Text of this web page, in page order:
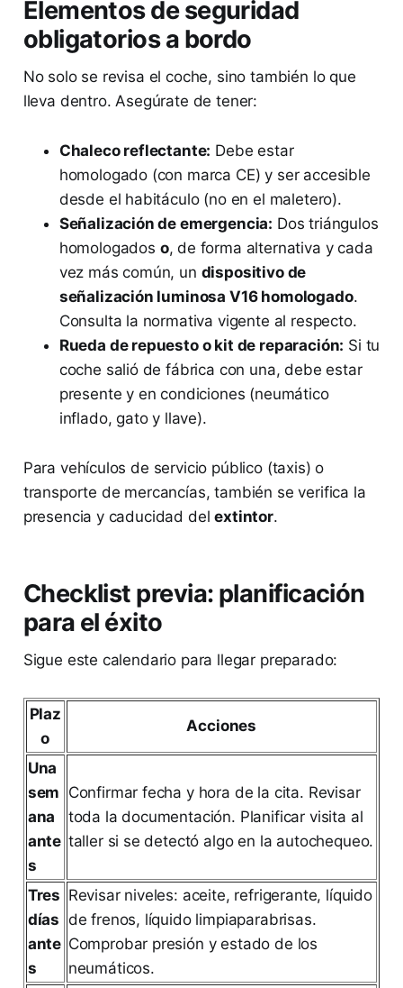
Elementos de seguridad
obligatorios a bordo
No solo se revisa el coche, sino también lo que
lleva dentro. Asegúrate de tener:
Chaleco reflectante: Debe estar
homologado (con marca CE) y ser accesible
desde el habitáculo (no en el maletero).
Señalización de emergencia: Dos triángulos
homologados o, de forma alternativa y cada
vez más común, un dispositivo de
señalización luminosa V16 homologado.
Consulta la normativa vigente al respecto.
Rueda de repuesto o kit de reparación: Si tu
coche salió de fábrica con una, debe estar
presente y en condiciones (neumático
inflado, gato y llave).
Para vehículos de servicio público (taxis) o
transporte de mercancías, también se verifica la
presencia y caducidad delextintor.
Checklist previa: planificación
para el éxito
Sigue este calendario para llegar preparado:
Plaz
o
Acciones
Una
sem
ana
ante
s
Confirmar fecha y hora de la cita. Revisar
toda la documentación. Planificar visita al
taller si se detectó algo en la autochequeo.
Tres
días
ante
s
Revisar niveles: aceite, refrigerante, líquido
de frenos, líquido limpiaparabrisas.
Comprobar presión y estado de los
neumáticos.